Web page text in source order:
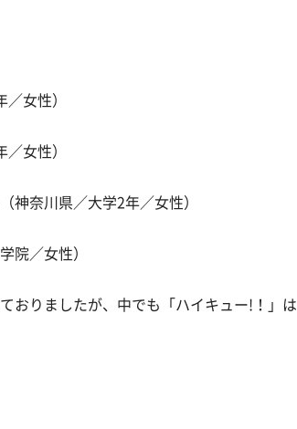
女性）
女性）
神奈川県／大学2年／女性）
院／女性）
おりましたが、中でも「ハイキュー!！」は